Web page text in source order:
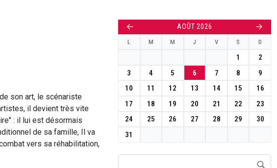
son art, le scénariste
il devient très vite
: il lui est désormais
de sa famille, Il va
vers sa réhabilitation,
← AOÛT 2026 →
L M M J V S D
1
2
3
4 5 6 7 8
9
10
11 12 13 14 15
16
17
18 19 20 21 22
23
24
25 26 27 28 29
30
31